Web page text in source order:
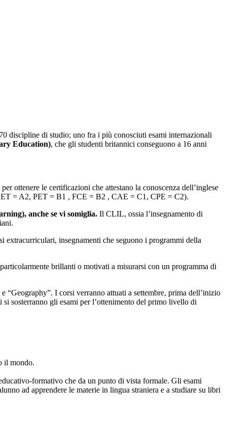
discipline di studio; uno fra i più conosciuti esami internazionali
Education), che gli studenti britannici conseguono a 16 anni
ottenere le certificazioni che attestano la conoscenza dell’inglese
= A2, PET = B1 , FCE = B2 , CAE = C1, CPE = C2).
anche se vi somiglia. Il CLIL, ossia l’insegnamento di
extracurriculari, insegnamenti che seguono i programmi della
brillanti o motivati a misurarsi con un programma di
“Geography”. I corsi verranno attuati a settembre, prima dell’inizio
sosterranno gli esami per l’ottenimento del primo livello di
il mondo.
formativo che da un punto di vista formale. Gli esami
ad apprendere le materie in lingua straniera e a studiare su libri